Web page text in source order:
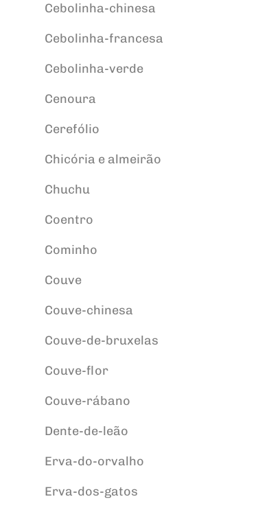
Cebolinha-chinesa
Cebolinha-francesa
Cebolinha-verde
Cenoura
Cerefólio
Chicória e almeirão
Chuchu
Coentro
Cominho
Couve
Couve-chinesa
Couve-de-bruxelas
Couve-flor
Couve-rábano
Dente-de-leão
Erva-do-orvalho
Erva-dos-gatos